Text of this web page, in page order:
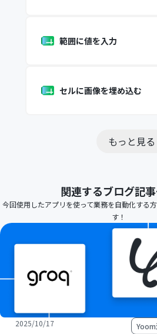
範囲に値を入力
セルに画像を埋め込む
もっと見る
関連するブログ記
今回使用したアプリを使って業務を自動化する
す！
2025/10/17